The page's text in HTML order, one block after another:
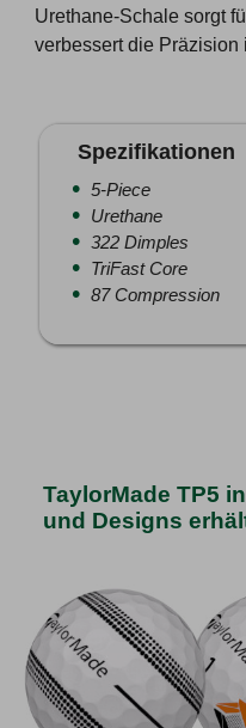
Urethane-Schale sorgt
verbessert die Präzision
Spezifikationen
5-Piece
Urethane
322 Dimples
TriFast Core
87 Compression
TaylorMade TP5
und Designs